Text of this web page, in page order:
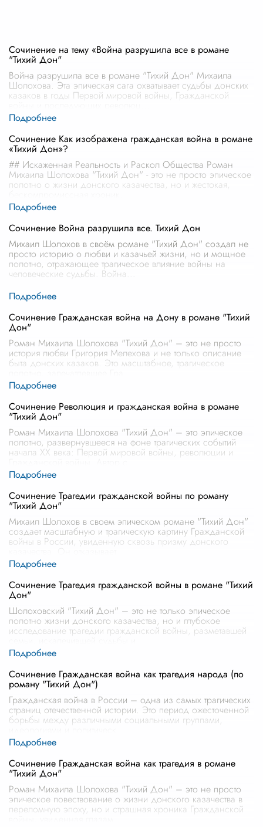
Сочинение на тему «Война разрушила все в романе
"Тихий Дон"
Война разрушила все в романе "Тихий Дон" Михаила
Шолохова. Эта эпическая сага охватывает судьбы донских
казаков в годы Первой мировой войны, Гражданской
Сочинение Как изображена гражданская война в романе
«Тихий Дон»?
## Искаженная Реальность и Раскол Общества Роман
Михаила Шолохова "Тихий Дон" - это не просто эпическое
полотно о жизни донского казачества, но и жестокая,
Сочинение Война разрушила все. Тихий Дон
Михаил Шолохов в своём романе "Тихий Дон" создал не
просто историю о любви и казачьей жизни, но и мощное
полотно, отражающее трагическое влияние войны на
человеческие судьбы. Война
Сочинение Гражданская война на Дону в романе "Тихий
Дон"
Роман Михаила Шолохова "Тихий Дон" – это не просто
история любви Григория Мелехова и не только описание
быта донских казаков. Это масштабное, трагическое
Сочинение Революция и гражданская война в романе
"Тихий Дон"
Роман Михаила Шолохова "Тихий Дон" – это эпическое
полотно, развернувшееся на фоне трагических событий
начала XX века: Первой мировой войны, революции и
Сочинение Трагедии гражданской войны по роману
"Тихий Дон"
Михаил Шолохов в своем эпическом романе "Тихий Дон"
создает масштабную и трагическую картину Гражданской
войны в России, увиденную сквозь призму донского
Сочинение Трагедия гражданской войны в романе "Тихий
Дон"
Шолоховский "Тихий Дон" – это не только эпическое
полотно жизни донского казачества, но и глубокое
исследование трагедии гражданской войны, разметавшей
Сочинение Гражданская война как трагедия народа (по
роману "Тихий Дон")
Гражданская война в России – одна из самых трагических
страниц отечественной истории. Это период ожесточенной
борьбы между различными социальными группами,
Сочинение Гражданская война как трагедия в романе
"Тихий Дон"
Роман Михаила Шолохова "Тихий Дон" – это не просто
эпическое повествование о жизни донского казачества в
переломную эпоху, но и страшная хроника Гражданской